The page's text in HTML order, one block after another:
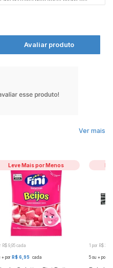
Avaliar produto
Ver mais
Leve Mais por Menos
R$ 9,95 cada
+ por R$ 6,95 cada
1 por R$
5 ou + por